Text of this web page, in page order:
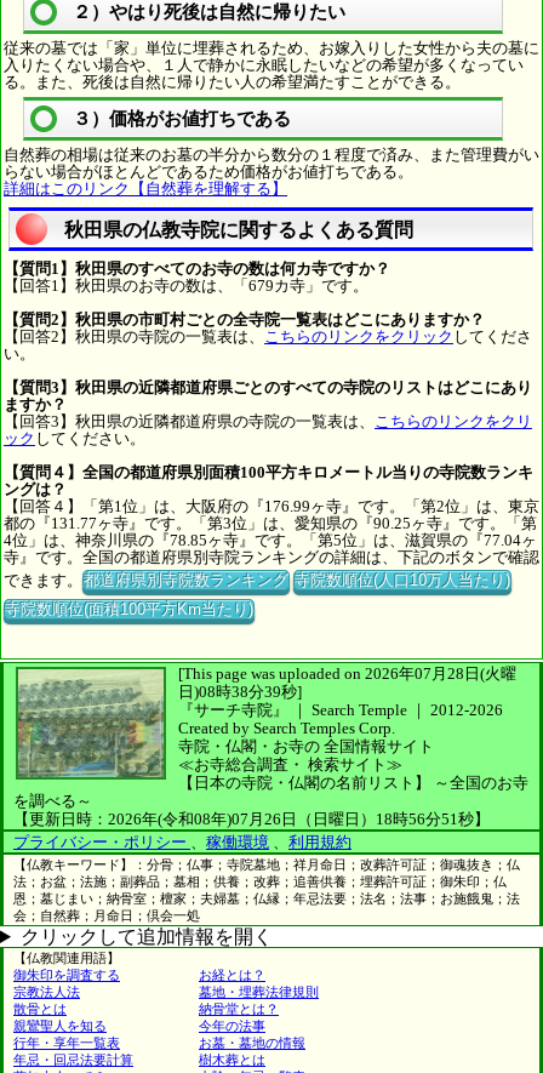
２）やはり死後は自然に帰りたい
従来の墓では「家」単位に埋葬されるため、お嫁入りした女性から夫の墓に
入りたくない場合や、１人で静かに永眠したいなどの希望が多くなってい
る。また、死後は自然に帰りたい人の希望満たすことができる。
３）価格がお値打ちである
自然葬の相場は従来のお墓の半分から数分の１程度で済み、また管理費がい
らない場合がほとんどであるため価格がお値打ちである。
詳細はこのリンク【自然葬を理解する】
秋田県の仏教寺院に関するよくある質問
【質問1】秋田県のすべてのお寺の数は何カ寺ですか？
【回答1】秋田県のお寺の数は、「679カ寺」です。
【質問2】秋田県の市町村ごとの全寺院一覧表はどこにありますか？
【回答2】秋田県の寺院の一覧表は、
こちらのリンクをクリック してくださ
い。
【質問3】秋田県の近隣都道府県ごとのすべての寺院のリストはどこにあり
ますか？
【回答3】秋田県の近隣都道府県の寺院の一覧表は、
こちらのリンクをクリ
ック してください。
【質問４】全国の都道府県別面積100平方キロメートル当りの寺院数ランキ
ングは？
【回答４】「第1位」は、大阪府の『176.99ヶ寺』です。「第2位」は、東京
都の『131.77ヶ寺』です。「第3位」は、愛知県の『90.25ヶ寺』です。「第
4位」は、神奈川県の『78.85ヶ寺』です。「第5位」は、滋賀県の『77.04ヶ
寺』です。全国の都道府県別寺院ランキングの詳細は、下記のボタンで確認
できます。都道府県別寺院数ランキング 寺院数順位(人口10万人当たり)
寺院数順位(面積100平方Km当たり)
[This page was uploaded on 2026年07月28日(火曜
日)08時38分39秒]
『サーチ寺院』 ｜ Search Temple ｜ 2012-2026
Created by Search Temples Corp.
寺院・仏閣・お寺の 全国情報サイト
≪お寺総合調査・ 検索サイト≫
【日本の寺院・仏閣の名前リスト】
～全国のお寺
を調べる～
【更新日時：2026年(令和08年)07月26日（日曜日）18時56分51秒】
プライバシー・ポリシー
稼働環境 利用規約
【仏教キーワード】：分骨；仏事；寺院墓地；祥月命日；改葬許可証；御魂抜き；仏
法；お盆；法施；副葬品；墓相；供養；改葬；追善供養；埋葬許可証；御朱印；仏
恩；墓じまい；納骨室；檀家；夫婦墓；仏縁；年忌法要；法名；法事；お施餓鬼；法
会；自然葬；月命日；倶会一処
クリックして追加情報を開く
【仏教関連用語】
御朱印を調査する
お経とは？
宗教法人法
墓地・埋葬法律規則
散骨とは
納骨堂とは？
親鸞聖人を知る
今年の法事
行年・享年一覧表
お墓・墓地の情報
年忌・回忌法要計算
樹木葬とは